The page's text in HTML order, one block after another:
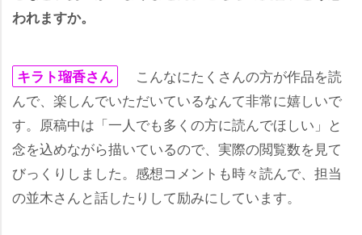
われますか。
キラト瑠香さん
こんなにたくさんの方が作品を読
んで、楽しんでいただいているなんて非常に嬉しいで
す。原稿中は「一人でも多くの方に読んでほしい」と
念を込めながら描いているので、実際の閲覧数を見て
びっくりしました。感想コメントも時々読んで、担当
の並木さんと話したりして励みにしています。